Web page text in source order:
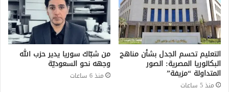
التعليم تحسم الجدل بشأن مناهج
البكالوريا المصرية: الصور
المتداولة “مزيفة”
منذ 5 ساعات
من شبّاك سوريا يدير حزب الله
وجهه نحو السعوديّة
منذ 6 ساعات